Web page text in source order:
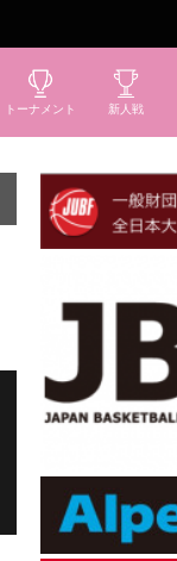
トーナメント 新人戦